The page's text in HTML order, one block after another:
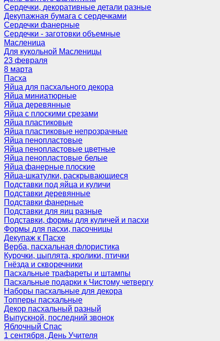
Сердечки, декоративные детали разные
Декупажная бумага с сердечками
Сердечки фанерные
Сердечки - заготовки объемные
Масленица
Для кукольной Масленицы
23 февраля
8 марта
Пасха
Яйца для пасхального декора
Яйца миниатюрные
Яйца деревянные
Яйца с плоскими срезами
Яйца пластиковые
Яйца пластиковые непрозрачные
Яйца пенопластовые
Яйца пенопластовые цветные
Яйца пенопластовые белые
Яйца фанерные плоские
Яйца-шкатулки, раскрывающиеся
Подставки под яйца и куличи
Подставки деревянные
Подставки фанерные
Подставки для яиц разные
Подставки, формы для куличей и пасхи
Формы для пасхи, пасочницы
Декупаж к Пасхе
Верба, пасхальная флористика
Курочки, цыплята, кролики, птички
Гнёзда и скворечники
Пасхальные трафареты и штампы
Пасхальные подарки к Чистому четвергу
Наборы пасхальные для декора
Топперы пасхальные
Декор пасхальный разный
Выпускной, последний звонок
Яблочный Спас
1 сентября, День Учителя